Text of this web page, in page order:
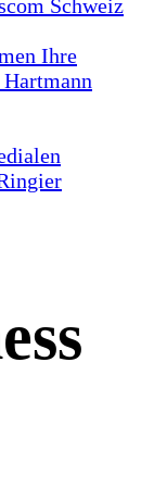
Schweiz
Ihre